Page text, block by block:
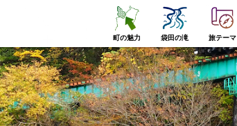
町の魅力 袋田の滝 旅テーマ